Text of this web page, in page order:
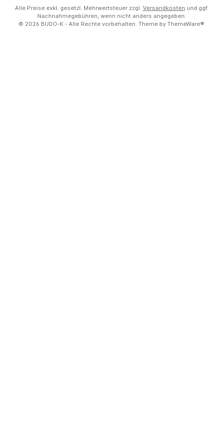
Alle Preise exkl. gesetzl. Mehrwertsteuer zzgl. Versandkosten und ggf.
Nachnahmegebühren, wenn nicht anders angegeben.
© 2026 BUDO-K - Alle Rechte vorbehalten. Theme by ThemeWare®